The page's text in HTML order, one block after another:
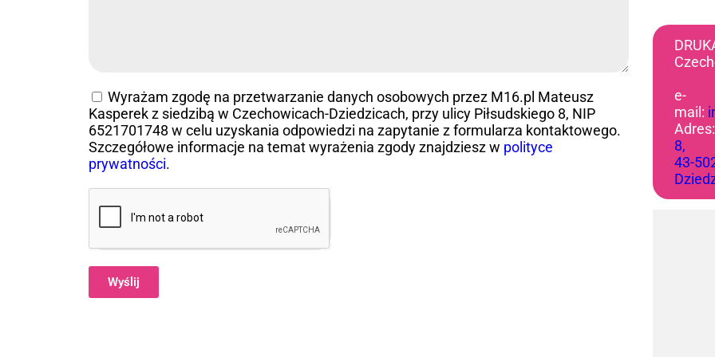
Wyrażam zgodę na przetwarzanie danych osobowych przez M16.pl Mateusz
Kasperek z siedzibą w Czechowicach-Dziedzicach, przy ulicy Piłsudskiego 8, NIP
6521701748 w celu uzyskania odpowiedzi na zapytanie z formularza kontaktowego.
Szczegółowe informacje na temat wyrażenia zgody znajdziesz w polityce
prywatności.
Wyślij
e-
mail:
Adres:
8,
43-